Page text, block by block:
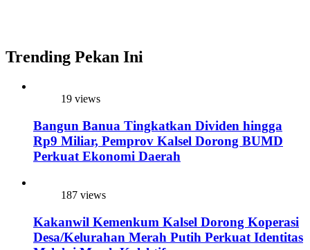
Trending Pekan Ini
19 views
Bangun Banua Tingkatkan Dividen hingga
Rp9 Miliar, Pemprov Kalsel Dorong BUMD
Perkuat Ekonomi Daerah
187 views
Kakanwil Kemenkum Kalsel Dorong Koperasi
Desa/Kelurahan Merah Putih Perkuat Identitas